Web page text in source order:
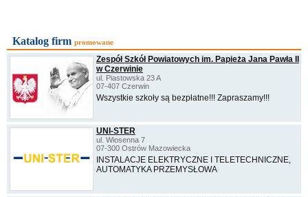
Katalog firm promowane
Zespół Szkół Powiatowych im. Papieża Jana Pawła II
w Czerwinie
ul. Piastowska 23 A
07-407 Czerwin
Wszystkie szkoły są bezpłatne!!! Zapraszamy!!!
UNI-STER
ul. Wiosenna 7
07-300 Ostrów Mazowiecka
INSTALACJE ELEKTRYCZNE I TELETECHNICZNE,
AUTOMATYKA PRZEMYSŁOWA